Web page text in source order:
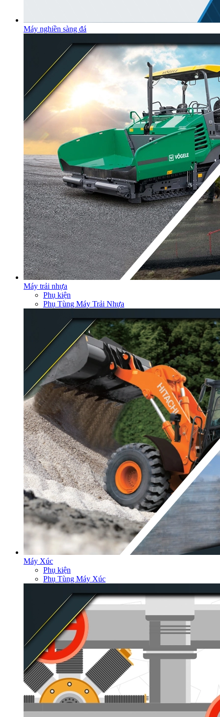
Máy nghiền sàng đá
Máy trải nhựa
Phụ kiện
Phụ Tùng Máy Trải Nhựa
Máy Xúc
Phụ kiện
Phụ Tùng Máy Xúc